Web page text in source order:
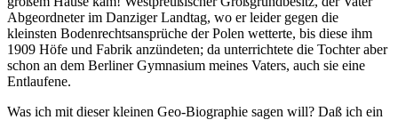
Abgeordneter im Danziger Landtag, wo er leider gegen die
kleinsten Bodenrechtsansprüche der Polen wetterte, bis diese ihm
1909 Höfe und Fabrik anzündeten; da unterrichtete die Tochter aber
schon an dem Berliner Gymnasium meines Vaters, auch sie eine
Entlaufene.
Was ich mit dieser kleinen Geo-Biographie sagen will? Daß ich ein